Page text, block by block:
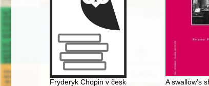
Fryderyk Chopin v české literatuóe A swallow's